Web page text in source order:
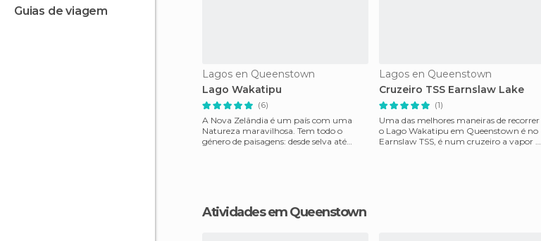
guias de viagem
Lagos en Queenstown
Lago Wakatipu
(6)
A Nova Zelândia é um país com uma
Natureza maravilhosa. Tem todo o
género de paisagens: desde selva até
Lagos en Queenstown
Cruzeiro TSS Earnslaw Lake
(1)
Uma das melhores maneiras de recorrer
o Lago Wakatipu em Queenstown é no
Earnslaw TSS, é num cruzeiro a vapor de
Atividades em Queenstown